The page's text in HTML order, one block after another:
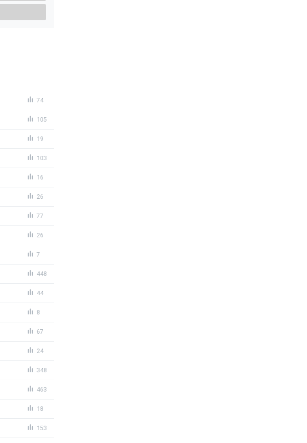
74
105
19
103
16
26
77
26
7
448
44
8
67
24
348
463
18
153